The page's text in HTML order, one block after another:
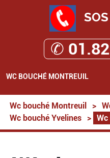
✆
WC BOUCHÉ MONTREUIL
Wc bouché Montreuil >
Wc bouché Yvelines
>